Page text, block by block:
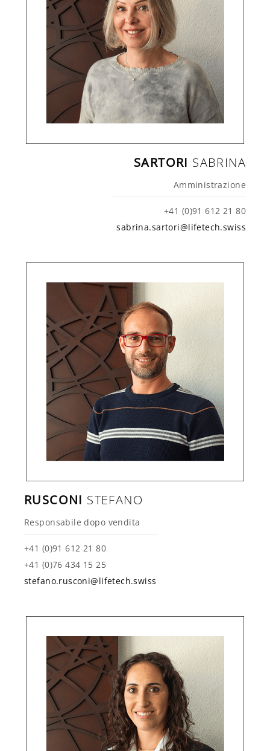
SARTORI SABRINA
Amministrazione
+41 (0)91 612 21 80
sabrina.sartori@lifetech.swiss
RUSCONI STEFANO
Responsabile dopo vendita
+41 (0)91 612 21 80
+41 (0)76 434 15 25
stefano.rusconi@lifetech.swiss